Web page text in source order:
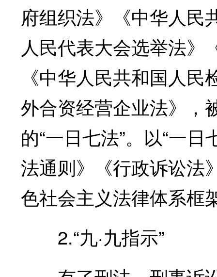
府组织法》《中华人民
人民代表大会选举法》
《中华人民共和国人
外合资经营企业法》，
的“一日七法”。以“一
法通则》《行政诉讼法
色社会主义法律体系框
2.“九·九指示”